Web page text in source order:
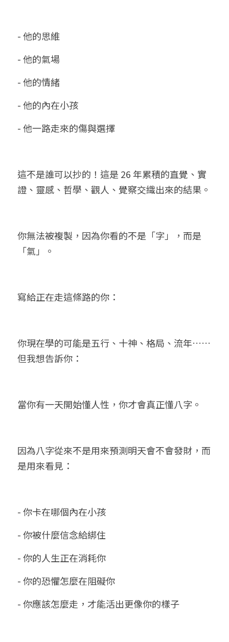
- 他的思維
- 他的氣場
- 他的情緒
- 他的內在小孩
- 他一路走來的傷與選擇
這不是誰可以抄的！這是 26 年累積的直覺、實
證、靈感、哲學、觀人、覺察交織出來的結果。
你無法被複製，因為你看的不是「字」，而是
「氣」。
寫給正在走這條路的你：
你現在學的可能是五行、十神、格局、流年……
但我想告訴你：
當你有一天開始懂人性，你才會真正懂八字。
因為八字從來不是用來預測明天會不會發財，而
是用來看見：
- 你卡在哪個內在小孩
- 你被什麼信念給綁住
- 你的人生正在消耗你
- 你的恐懼怎麼在阻礙你
- 你應該怎麼走，才能活出更像你的樣子